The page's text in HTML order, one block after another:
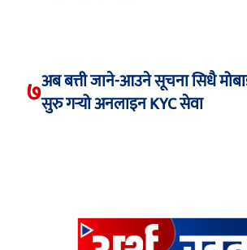
७अब बत्ती जाने-आउने सूचना सिधै
सुरु गर्‍यो अनलाइन KYC सेवा